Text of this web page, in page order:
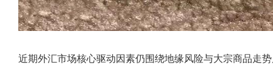
近期外汇市场核心驱动因素仍围绕地缘风险与大宗商品走